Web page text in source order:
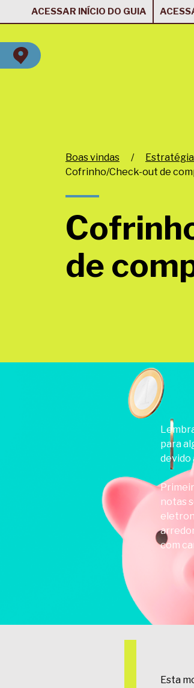
ACESSAR INÍCIO DO GUIA
Boas vindas /
Cofrinho/Check-out de
de
para
devido
notas
com
Esta